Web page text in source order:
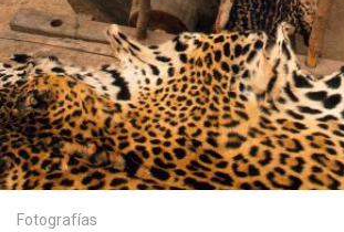
Fotografías